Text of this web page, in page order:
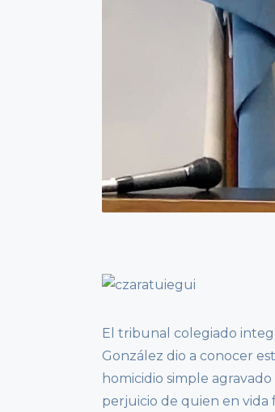
El tribunal colegiado
González dio a conocer
homicidio simple
perjuicio de quien en vida